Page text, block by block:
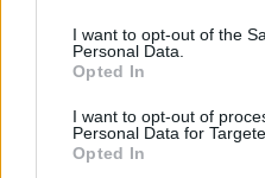
I want to opt-out of the
Personal Data.
Opted In
I want to opt-out of
Personal Data for
Opted In
AZIENDE E MERCATI